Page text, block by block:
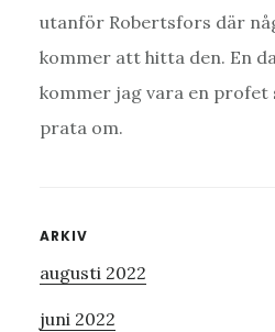
utanför Robertsfors där
kommer att hitta den. En
kommer jag vara en profet
prata om.
Primärt
sidofält
ARKIV
augusti 2022
juni 2022